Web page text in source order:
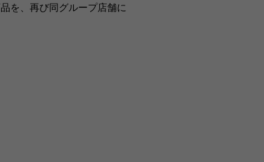
を、再び同グループ店舗に